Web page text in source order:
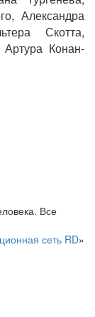
Александра
Скотта,
Конан-
Все
сеть RD»